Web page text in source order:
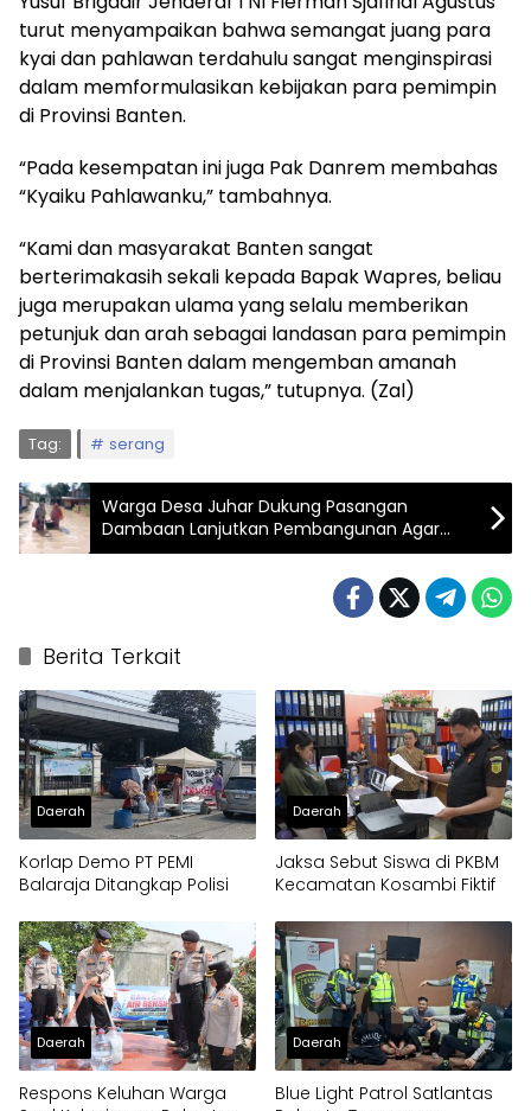
turut menyampaikan bahwa semangat juang para
kyai dan pahlawan terdahulu sangat menginspirasi
dalam memformulasikan kebijakan para pemimpin
di Provinsi Banten.
“Pada kesempatan ini juga Pak Danrem membahas
“Kyaiku Pahlawanku,” tambahnya.
“Kami dan masyarakat Banten sangat
berterimakasih sekali kepada Bapak Wapres, beliau
juga merupakan ulama yang selalu memberikan
petunjuk dan arah sebagai landasan para pemimpin
di Provinsi Banten dalam mengemban amanah
dalam menjalankan tugas,” tutupnya. (Zal)
Tag: serang
Warga Desa Juhar Dukung Pasangan
Dambaan Lanjutkan Pembangunan Agar
Dapat Mengatasi Banjir
Berita Terkait
Daerah
Korlap Demo PT PEMI
Balaraja Ditangkap Polisi
Daerah
Jaksa Sebut Siswa di PKBM
Kecamatan Kosambi Fiktif
Daerah
Respons Keluhan Warga
Daerah
Blue Light Patrol Satlantas